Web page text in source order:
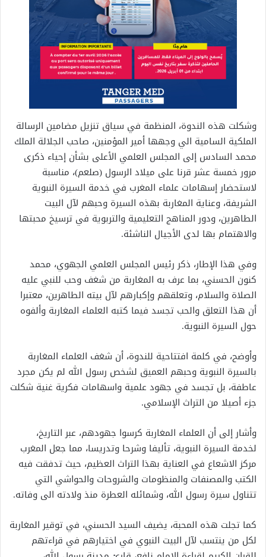
وشكلت هذه الندوة، المنظمة في سياق تنزيل مضامين الرسالة
الملكية السامية الي وجهها أمير المؤمنين، صاحب الجلالة الملك
محمد السادس إلى المجلس العلمي الأعلى بشأن إحياء ذكرى
مرور خمسة عشر قرنا على ميلاد الرسول (صلعم)، مناسبة
لاستحضار إسهامات علماء المغرب في خدمة السيرة النبوية
الشريفة، وعناية المغاربة بهذه السيرة وحبهم لآل البيت
الطاهرين، ودور المناهج التعليمية والتربوية في ترسيخ محبتها
والاهتمام بها لدى الأجيال الناشئة.
وفي هذا الإطار، ذكر رئيس المجلس العلمي الجهوي، محمد
كنون الحسني، بما عرف به المغاربة من شغف وحب للنبي عليه
الصلاة والسلام، وتعلقهم وإكبارهم لآل بيته الطاهرين، معتبرا
أن هذا التعلق والحب تجسد فيما كتبه العلماء المغاربة وألفوه
حول السيرة النبوية.
وأوضح، في كلمة افتتاحية للندوة، أن شغف العلماء المغاربة
بالسيرة النبوية وحبهم العميق لشخص رسول الله لم يكن مجرد
عاطفة، بل تجسد في جهود علمية واسهامات فكرية غنية شكلت
جزء أصيلا من التراث الإسلامي.
وأشار إلى أن العلماء المغاربة كرسوا جهودهم، عبر التاريخ،
لخدمة السيرة النبوية، تأليفا وشرحا وتدريسا، مما جعل المغرب
مركز الاشعاع في العناية بهذا التراث العظيم، حيث تدفقت فيه
الكتب والمصنفات والمنظومات والشروحات والحواشي التي
تتناول سيرة رسول الله، وشمائله العطرة منذ ولادته الى وفاته.
كما تجلت هذه المحبة، يضيف السيد الحسني، في توقير المغاربة
لكل من ينتسب لآل البيت النبوي في اختيارهم في قراءتهم